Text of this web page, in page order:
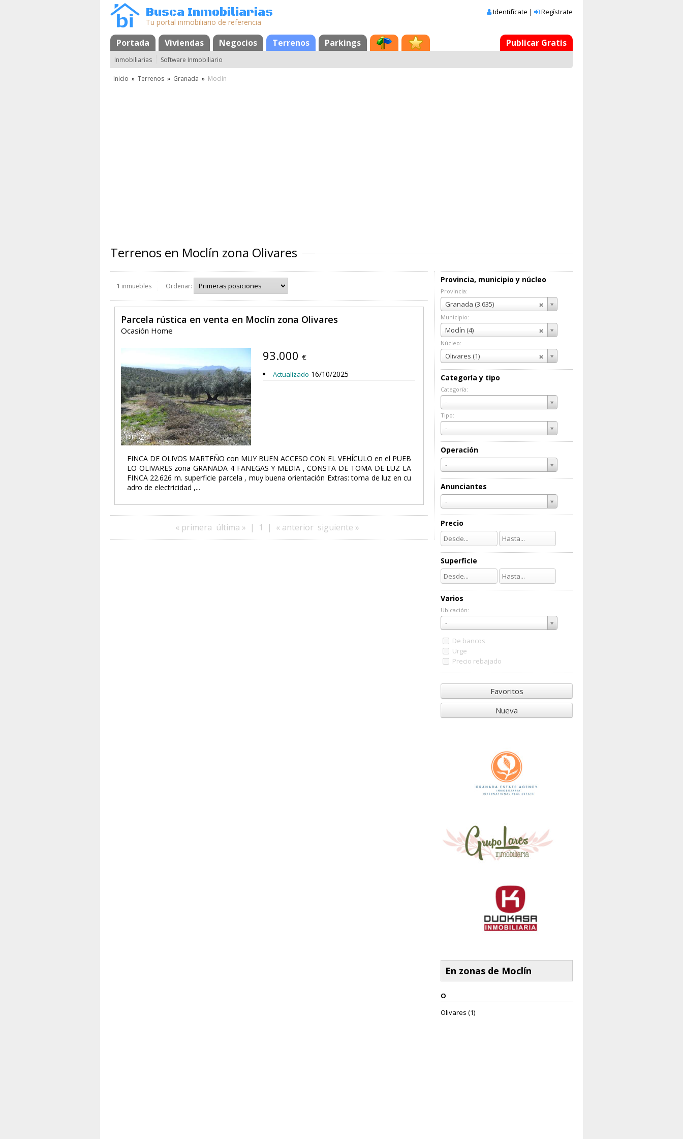
Busca Inmobiliarias
Tu portal inmobiliario de referencia
Identifícate | Regístrate
Portada Viviendas Negocios Terrenos Parkings
MapaFavoritos Publicar Gratis
Inmobiliarias Software Inmobiliario
Inicio » Terrenos » Granada » Moclín
Terrenos en Moclín zona Olivares
Provincia, municipio y núcleo
Provincia:
Granada (3.635)
Provincia:
Municipio:
Moclín (4)
Municipio:
Núcleo:
Olivares (1)
Núcleo:
Categoría y tipo
Categoría:
-
Categoría:
Tipo:
-
Tipo:
Operación
-
Anunciantes
-
Precio
Superficie
Varios
Ubicación:
-
Ubicación:
De bancos
Urge
Precio rebajado
Favoritos
Nueva
En zonas de Moclín
O
Olivares (1)
1 inmuebles Ordenar:
Parcela rústica en venta en Moclín zona Olivares
Ocasión Home
12
93.000 €
Actualizado 16/10/2025
FINCA DE OLIVOS MARTEÑO con MUY BUEN ACCESO CON EL VEHÍCULO en el PUEB
LO OLIVARES zona GRANADA 4 FANEGAS Y MEDIA , CONSTA DE TOMA DE LUZ LA
FINCA 22.626 m. superficie parcela , muy buena orientación Extras: toma de luz en cu
adro de electricidad ,...
« primera última » | 1 | « anterior siguiente »